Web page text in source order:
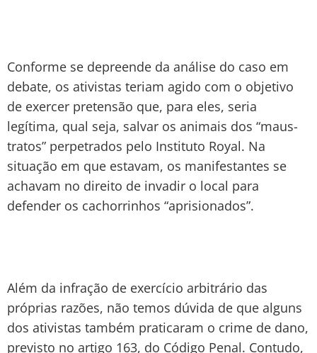
Conforme se depreende da análise do caso em
debate, os ativistas teriam agido com o objetivo
de exercer pretensão que, para eles, seria
legítima, qual seja, salvar os animais dos “maus-
tratos” perpetrados pelo Instituto Royal. Na
situação em que estavam, os manifestantes se
achavam no direito de invadir o local para
defender os cachorrinhos “aprisionados”.
Além da infração de exercício arbitrário das
próprias razões, não temos dúvida de que alguns
dos ativistas também praticaram o crime de dano,
previsto no artigo 163, do Código Penal. Contudo,